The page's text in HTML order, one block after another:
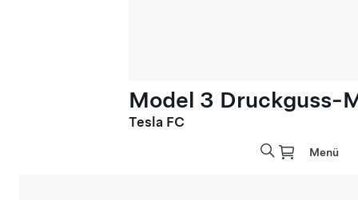
Model 3 Druckguss-
Tesla FC
Menü